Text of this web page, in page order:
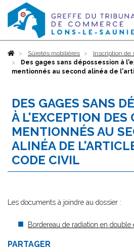
AccueilSûretés mobilières
Inscription de
Des gages sans dépossession à
mentionnés au second alinéa de
DES GAGES SANS
À L'EXCEPTION DES
MENTIONNÉS AU
ALINÉA DE
CODE CIVIL
Les documents à joindre au dossier :
Bordereau de radiation en double
PARTAGER